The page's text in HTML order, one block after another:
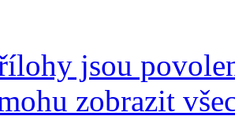
jsou
zobrazit